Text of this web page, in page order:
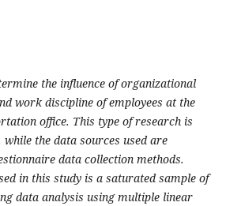
the influence of organizational
work discipline of employees at the
office. This type of research is
the data sources used are
data collection methods.
in this study is a saturated sample of
data analysis using multiple linear